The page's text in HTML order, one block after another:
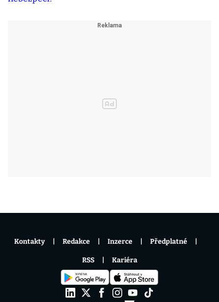
Kontakty Redakce Inzerce Předplatné
RSS Kariéra